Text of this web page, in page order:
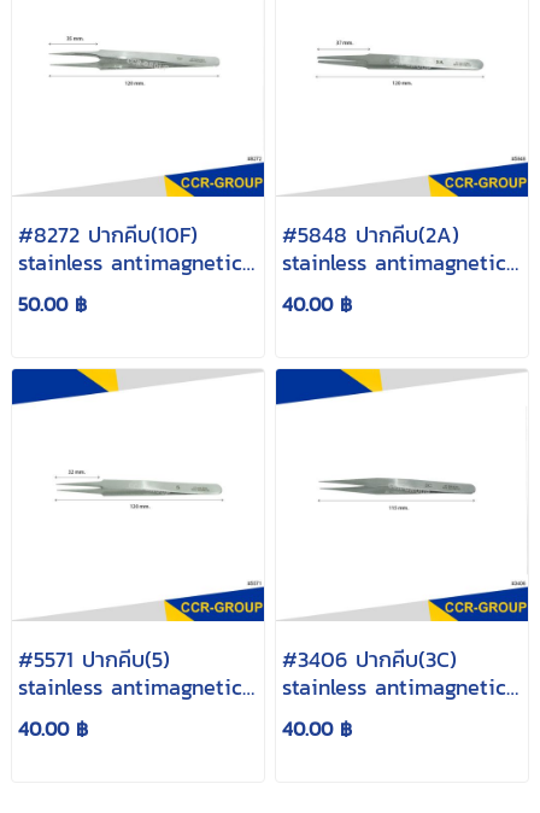
#8272 ปากคีบ(10F)
stainless antimagnetic
12cm.
50.00 ฿
#5848 ปากคีบ(2A)
stainless antimagnetic
12cm.
40.00 ฿
#5571 ปากคีบ(5)
stainless antimagnetic
12 cm
40.00 ฿
#3406 ปากคีบ(3C)
stainless antimagnetic
11.5cm.
40.00 ฿